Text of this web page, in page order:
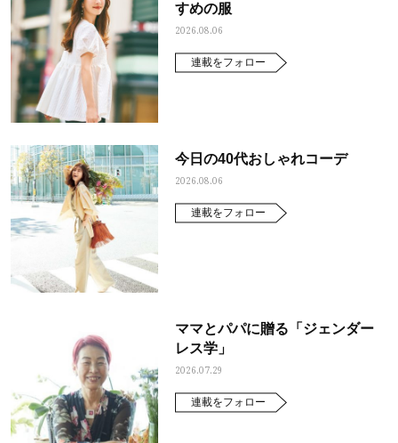
ママとパパに贈る「ジェンダーレ
ス学」
人気の40代髪型・ヘ
すめの服
2026.08.06
連載をフォロー
今日の40代おしゃれコーデ
2026.08.06
連載をフォロー
ママとパパに贈る「ジェンダー
レス学」
2026.07.29
連載をフォロー